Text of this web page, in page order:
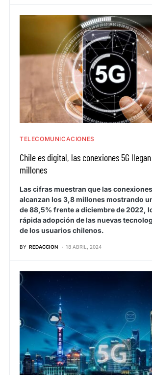
TELECOMUNICACIONES
Chile es digital, las conexiones 5G
millones
Las cifras muestran que las
alcanzan los 3,8 millones mostrando
de 88,5% frente a diciembre de 2022,
rápida adopción de las nuevas
de los usuarios chilenos.
BY REDACCION 18 ABRIL, 2024